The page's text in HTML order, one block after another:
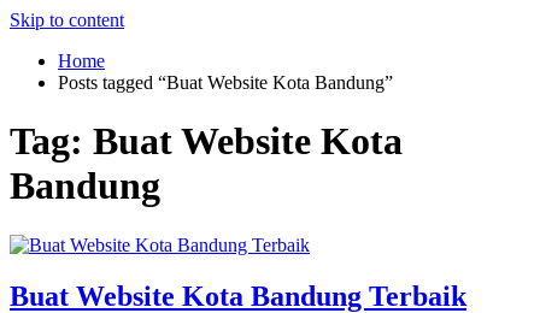
Skip to content
Home
Posts tagged “Buat Website Kota Bandung”
Tag: Buat Website Kota
Bandung
Buat Website Kota Bandung Terbaik